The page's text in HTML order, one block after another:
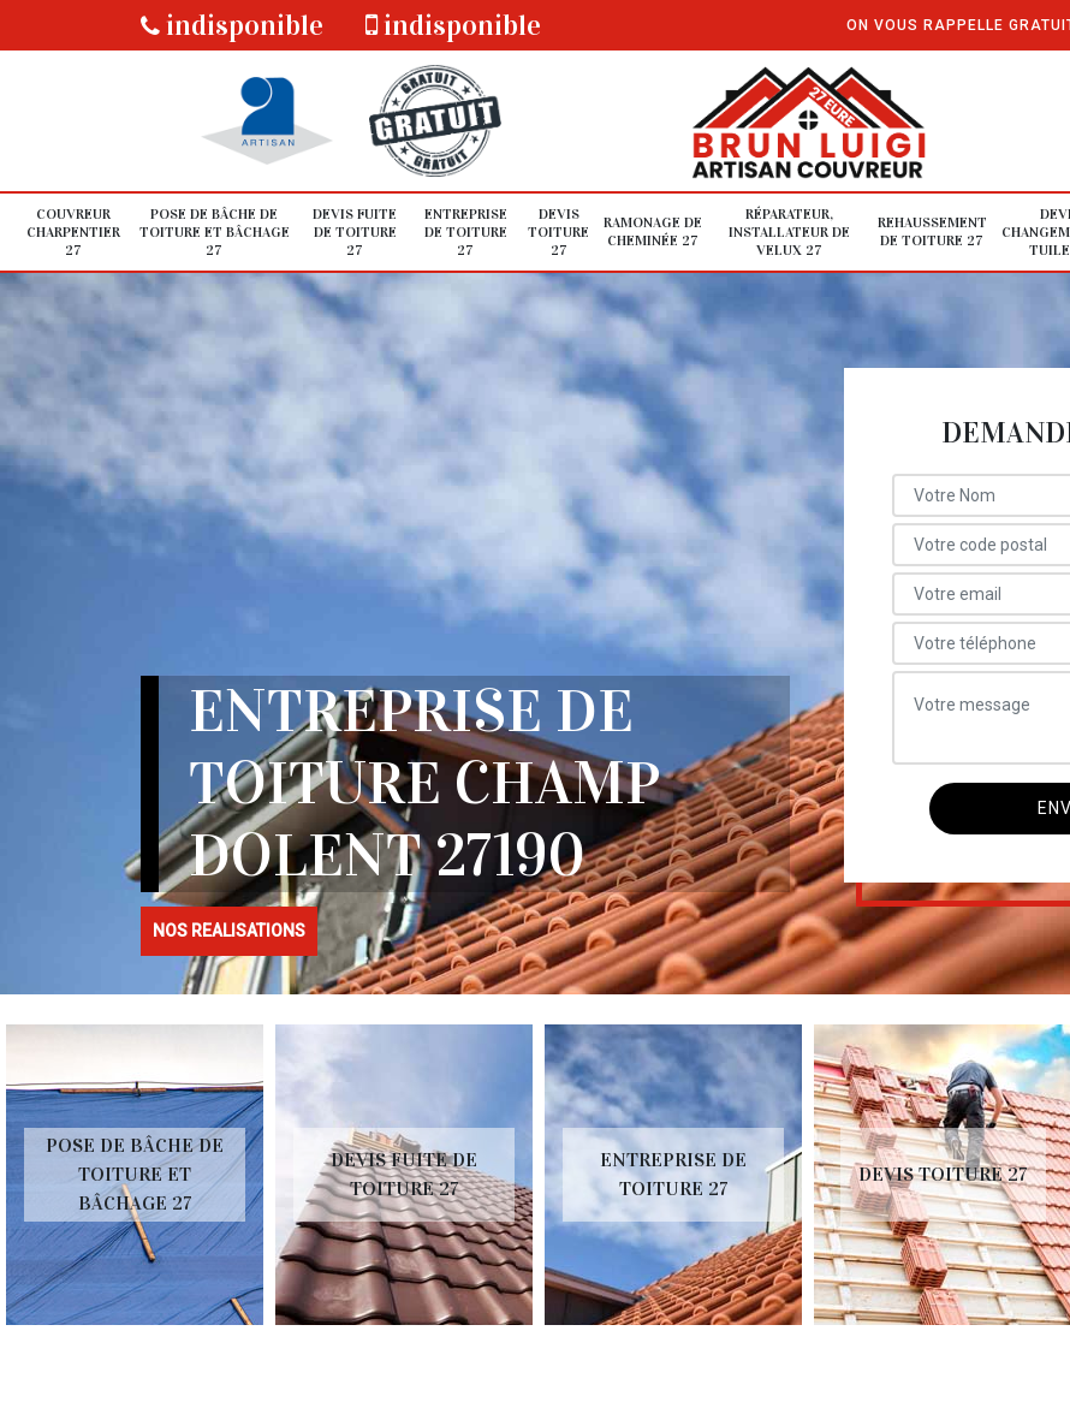
indisponible indisponible ON VOUS RAPPELLE
COUVREUR
CHARPENTIER
27
POSE DE BÂCHE DE
TOITURE ET BÂCHAGE
27
DEVIS FUITE
DE TOITURE
27
ENTREPRISE
DE TOITURE
27
DEVIS
TOITURE
27
RAMONAGE DE
CHEMINÉE 27
RÉPARATEUR,
INSTALLATEUR DE
VELUX 27
REHAUSSEMENT
DE TOITURE 27
ENTREPRISE DE
TOITURE CHAMP
DOLENT 27190
NOS REALISATIONS
POSE DE BÂCHE DE
TOITURE ET
BÂCHAGE 27
DEVIS FUITE DE
TOITURE 27
ENTREPRISE DE
TOITURE 27
DEVIS TOITURE 27